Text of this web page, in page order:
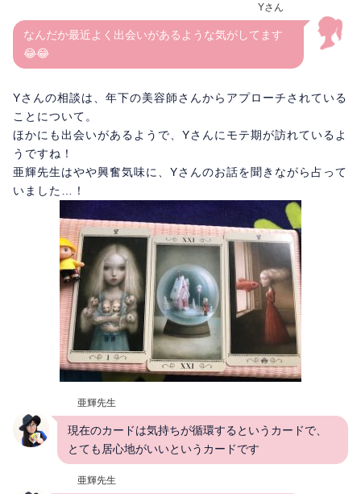
Yさん
なんだか最近よく出会いがあるような気がしてます
😂😂
Yさんの相談は、年下の美容師さんからアプローチされている
ことについて。
ほかにも出会いがあるようで、Yさんにモテ期が訪れているよ
うですね！
亜輝先生はやや興奮気味に、Yさんのお話を聞きながら占って
いました…！
亜輝先生
現在のカードは気持ちが循環するというカードで、
とても居心地がいいというカードです
亜輝先生